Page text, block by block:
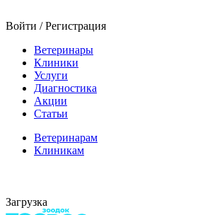
Войти / Регистрация
Ветеринары
Клиники
Услуги
Диагностика
Акции
Статьи
Ветеринарам
Клиникам
Загрузка